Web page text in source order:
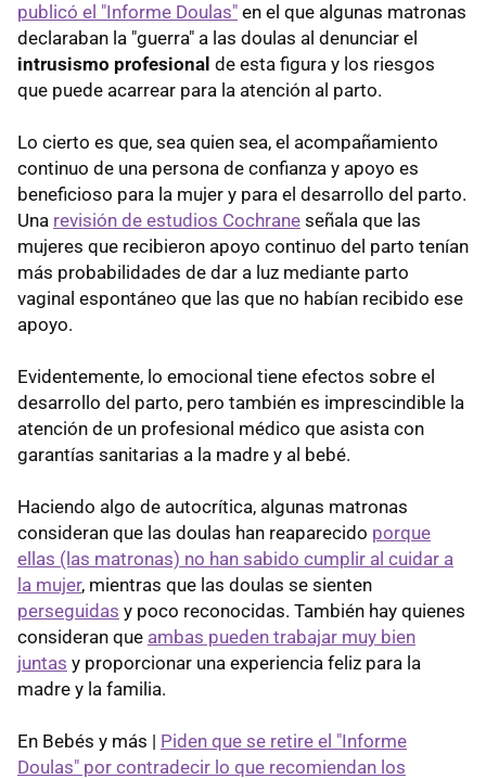
publicó el "Informe Doulas" en el que algunas matronas
declaraban la "guerra" a las doulas al denunciar el
intrusismo profesional de esta figura y los riesgos
que puede acarrear para la atención al parto.
Lo cierto es que, sea quien sea, el acompañamiento
continuo de una persona de confianza y apoyo es
beneficioso para la mujer y para el desarrollo del parto.
Una revisión de estudios Cochrane señala que las
mujeres que recibieron apoyo continuo del parto tenían
más probabilidades de dar a luz mediante parto
vaginal espontáneo que las que no habían recibido ese
apoyo.
Evidentemente, lo emocional tiene efectos sobre el
desarrollo del parto, pero también es imprescindible la
atención de un profesional médico que asista con
garantías sanitarias a la madre y al bebé.
Haciendo algo de autocrítica, algunas matronas
consideran que las doulas han reaparecido porque
ellas (las matronas) no han sabido cumplir al cuidar a
la mujer, mientras que las doulas se sienten
perseguidas y poco reconocidas. También hay quienes
consideran que ambas pueden trabajar muy bien
juntas y proporcionar una experiencia feliz para la
madre y la familia.
En Bebés y más | Piden que se retire el "Informe
Doulas" por contradecir lo que recomiendan los